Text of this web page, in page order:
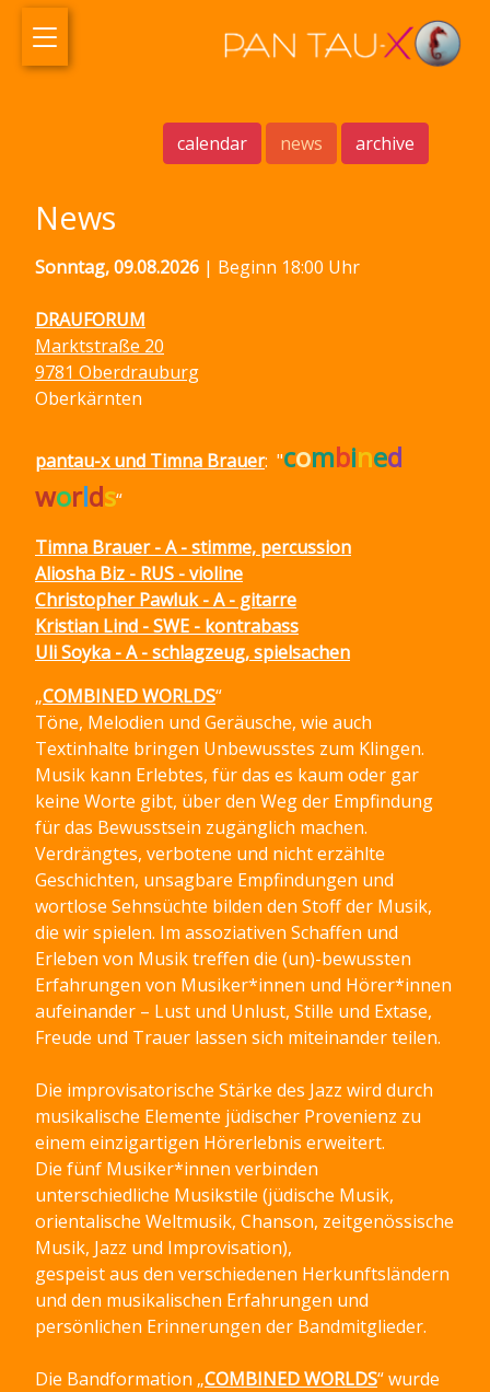
calendar news archive
News
Sonntag, 09.08.2026 | Beginn 18:00 Uhr
DRAUFORUM
Marktstraße 20
9781 Oberdrauburg
Oberkärnten
pantau-x und Timna Brauer: "combined
worlds“
Timna Brauer - A - stimme, percussion
Aliosha Biz - RUS - violine
Christopher Pawluk - A - gitarre
Kristian Lind - SWE - kontrabass
Uli Soyka - A - schlagzeug, spielsachen
„COMBINED WORLDS“
Töne, Melodien und Geräusche, wie auch
Textinhalte bringen Unbewusstes zum Klingen.
Musik kann Erlebtes, für das es kaum oder gar
keine Worte gibt, über den Weg der Empfindung
für das Bewusstsein zugänglich machen.
Verdrängtes, verbotene und nicht erzählte
Geschichten, unsagbare Empfindungen und
wortlose Sehnsüchte bilden den Stoff der Musik,
die wir spielen. Im assoziativen Schaffen und
Erleben von Musik treffen die (un)-bewussten
Erfahrungen von Musiker*innen und Hörer*innen
aufeinander – Lust und Unlust, Stille und Extase,
Freude und Trauer lassen sich miteinander teilen.
Die improvisatorische Stärke des Jazz wird durch
musikalische Elemente jüdischer Provenienz zu
einem einzigartigen Hörerlebnis erweitert.
Die fünf Musiker*innen verbinden
unterschiedliche Musikstile (jüdische Musik,
orientalische Weltmusik, Chanson, zeitgenössische
Musik, Jazz und Improvisation),
gespeist aus den verschiedenen Herkunftsländern
und den musikalischen Erfahrungen und
persönlichen Erinnerungen der Bandmitglieder.
Die Bandformation „COMBINED WORLDS“ wurde